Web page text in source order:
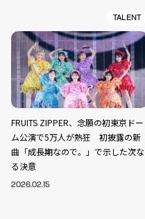
TALENT
FRUITS ZIPPER、念願の初東京ドー
ム公演で5万人が熱狂 初披露の新
曲「成長期なので。」で示した次な
る決意
2026.02.15